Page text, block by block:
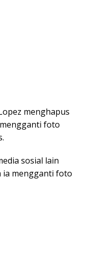
menghapus
foto
sosial lain
mengganti foto